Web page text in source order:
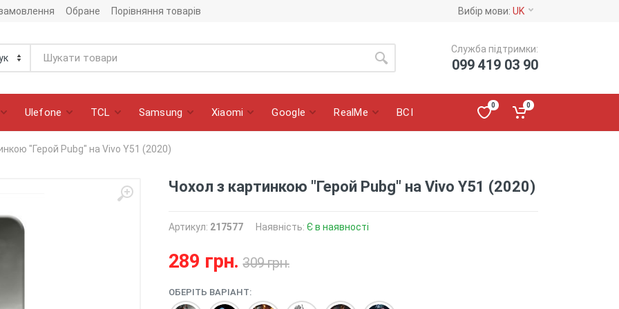
Обране Порівняння товарів Вибір мови: UK
Служба підтримки:
099 419 03 90
Ulefone TCL Samsung Xiaomi Google RealMe ВСІ
0 0
"Герой Pubg" на Vivo Y51 (2020)
Чохол з картинкою "Герой Pubg" на Vivo Y51 (2020)
Артикул: 217577 Наявність: Є в наявності
289 грн.309 грн.
ОБЕРІТЬ ВАРІАНТ: